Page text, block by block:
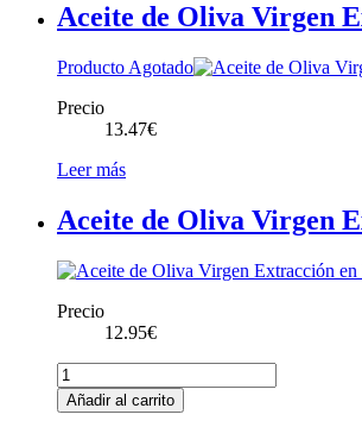
Aceite de Oliva Virgen
Producto Agotado
Precio
13.47€
Leer más
Aceite de Oliva Virgen
Precio
12.95€
Aceite
de
Oliva
Añadir al carrito